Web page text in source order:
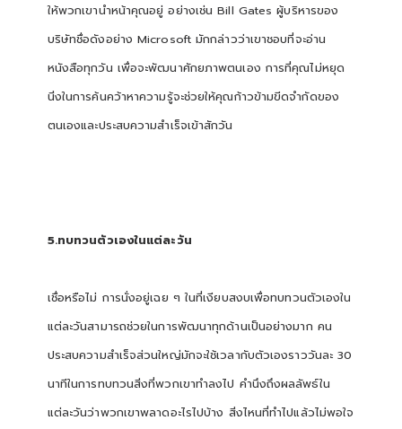
ให้พวกเขานำหน้าคุณอยู่ อย่างเช่น Bill Gates ผู้บริหารของ
บริษัทชื่อดังอย่าง Microsoft มักกล่าวว่าเขาชอบที่จะอ่าน
หนังสือทุกวัน เพื่อจะพัฒนาศักยภาพตนเอง การที่คุณไม่หยุด
นิ่งในการค้นคว้าหาความรู้จะช่วยให้คุณก้าวข้ามขีดจำกัดของ
ตนเองและประสบความสำเร็จเข้าสักวัน
5.ทบทวนตัวเองในแต่ละวัน
เชื่อหรือไม่ การนั่งอยู่เฉย ๆ ในที่เงียบสงบเพื่อทบทวนตัวเองใน
แต่ละวันสามารถช่วยในการพัฒนาทุกด้านเป็นอย่างมาก คน
ประสบความสำเร็จส่วนใหญ่มักจะใช้เวลากับตัวเองราววันละ 30
นาทีในการทบทวนสิ่งที่พวกเขาทำลงไป คำนึงถึงผลลัพธ์ใน
แต่ละวันว่าพวกเขาพลาดอะไรไปบ้าง สิ่งไหนที่ทำไปแล้วไม่พอใจ